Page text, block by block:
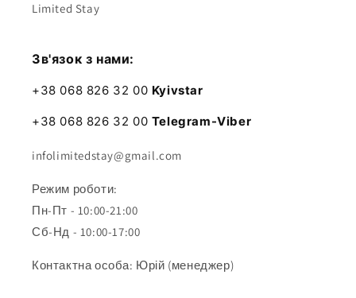
Limited Stay
Зв'язок з нами:
+38 068 826 32 00 Kyivstar
+38 068 826 32 00 Telegram-Viber
infolimitedstay@gmail.com
Режим роботи:
Пн-Пт - 10:00-21:00
Сб-Нд - 10:00-17:00
Контактна особа: Юрій (менеджер)